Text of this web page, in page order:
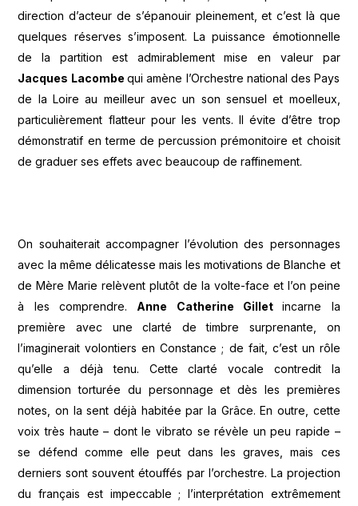
direction d’acteur de s’épanouir pleinement, et c’est là que
quelques réserves s’imposent. La puissance émotionnelle
de la partition est admirablement mise en valeur par
Jacques Lacombe qui amène l’Orchestre national des Pays
de la Loire au meilleur avec un son sensuel et moelleux,
particulièrement flatteur pour les vents. Il évite d’être trop
démonstratif en terme de percussion prémonitoire et choisit
de graduer ses effets avec beaucoup de raffinement.
On souhaiterait accompagner l’évolution des personnages
avec la même délicatesse mais les motivations de Blanche et
de Mère Marie relèvent plutôt de la volte-face et l’on peine
à les comprendre. Anne Catherine Gilletincarne la
première avec une clarté de timbre surprenante, on
l’imaginerait volontiers en Constance ; de fait, c’est un rôle
qu’elle a déjà tenu. Cette clarté vocale contredit la
dimension torturée du personnage et dès les premières
notes, on la sent déjà habitée par la Grâce. En outre, cette
voix très haute – dont le vibrato se révèle un peu rapide –
se défend comme elle peut dans les graves, mais ces
derniers sont souvent étouffés par l’orchestre. La projection
du français est impeccable ; l’interprétation extrêmement